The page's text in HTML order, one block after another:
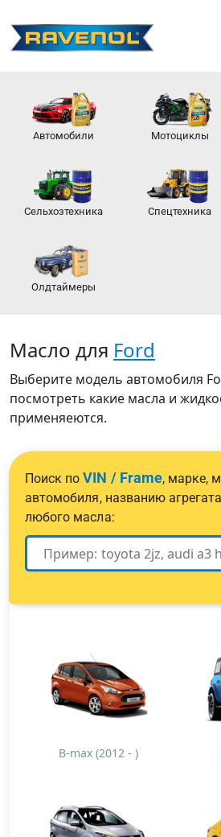
Автомобили Мотоциклы
Сельхозтехника Спецтехника
Олдтаймеры
Масло для Ford
Выберите модель автомобиля
посмотреть какие масла и
применяеются.
Поиск поVIN / Frame, марке,
автомобиля, названию
любого масла:
B-max (2012 - )